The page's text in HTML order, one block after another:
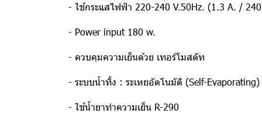
- ใช้กระแสไฟฟ้า 220-240 V.50Hz. (1.3 A. /
- Power input 180 w.
- ควบคุมความเย็นด้วย เทอร์โมสตัท
- ระบบน้ำทิ้ง : ระเหยอัตโนมัติ (Self-Evaporating)
- ใช้น้ำยาทำความเย็น R-290